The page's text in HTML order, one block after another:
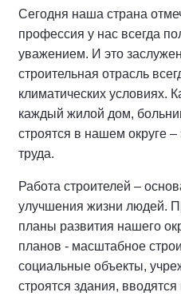
Сегодня наша страна
профессия у нас всегда
уважением. И это
строительная отрасль
климатических условиях.
каждый жилой дом,
строятся в нашем округе –
труда.
Работа строителей –
улучшения жизни людей.
планы развития нашего
планов - масштабное
социальные объекты,
строятся здания,